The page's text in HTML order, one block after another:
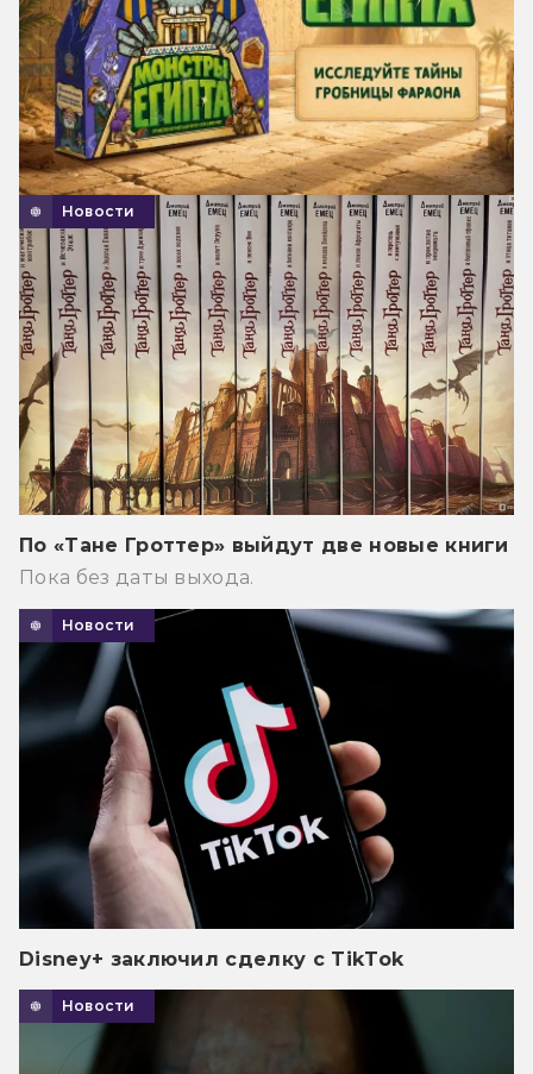
Новости
По «Тане Гроттер» выйдут две новые книги
Пока без даты выхода.
Новости
Disney+ заключил сделку с TikTok
Новости